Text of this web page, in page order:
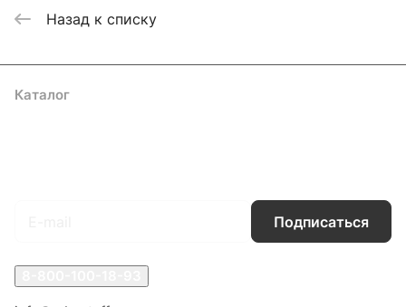
Назад к списку
Каталог
Подписаться